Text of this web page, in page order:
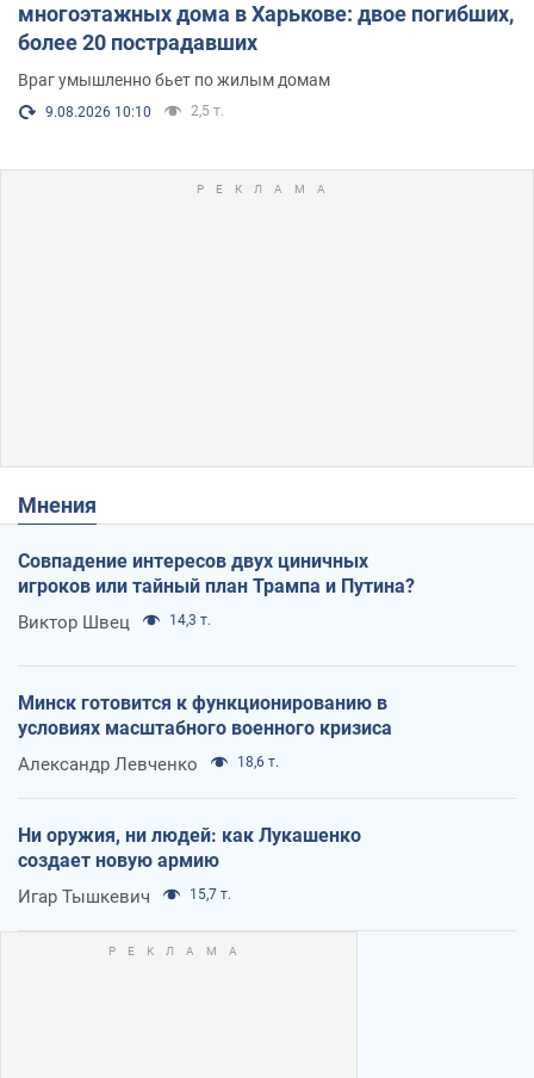
многоэтажных дома в Харькове: двое погибших,
более 20 пострадавших
Враг умышленно бьет по жилым домам
9.08.2026 10:10 2,5 т.
Мнения
Совпадение интересов двух циничных
игроков или тайный план Трампа и Путина?
Виктор Швец 14,3 т.
Минск готовится к функционированию в
условиях масштабного военного кризиса
Александр Левченко 18,6 т.
Ни оружия, ни людей: как Лукашенко
создает новую армию
Игар Тышкевич 15,7 т.